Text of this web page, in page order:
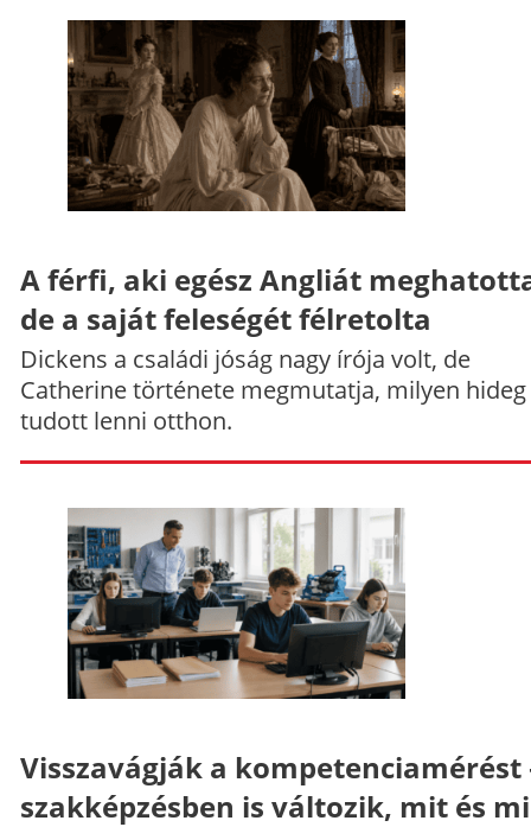
A férfi, aki egész Angliát
de a saját feleségét félretolta
Dickens a családi jóság nagy írója volt, de
Catherine története megmutatja, milyen hideg
tudott lenni otthon.
Visszavágják a kompetenciamérést
szakképzésben is változik, mit és